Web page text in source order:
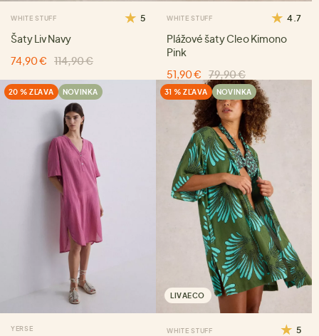
WHITE STUFF 5
Šaty Liv Navy
74,90 €
114,90 €
WHITE STUFF 4.7
Plážové šaty Cleo Kimono
Pink
51,90 €
79,90 €
20 % ZĽAVA NOVINKA
YERSE
31 % ZĽAVA NOVINKA
LIVAECO
WHITE STUFF 5